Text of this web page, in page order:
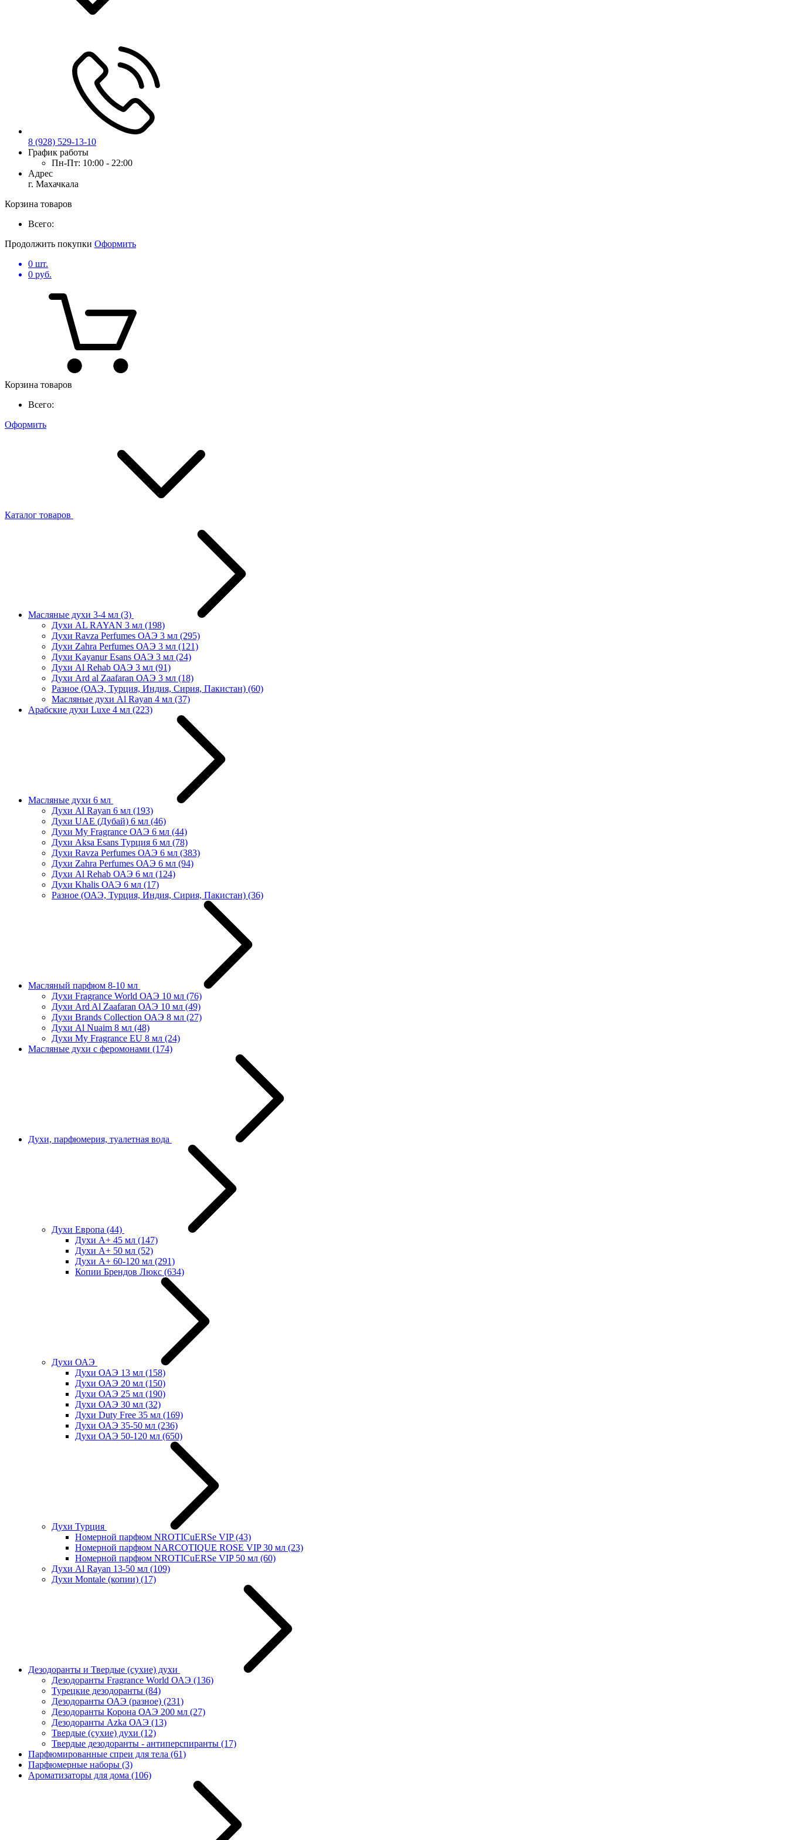
8 (928) 529-13-10
График работы
Пн-Пт: 10:00 - 22:00
Адрес
г. Махачкала
Корзина товаров
Всего:
Продолжить покупки Оформить
0 шт.
0 руб.
Корзина товаров
Всего:
Оформить
Каталог товаров
Масляные духи 3-4 мл (3)
Духи AL RAYAN 3 мл (198)
Духи Ravza Perfumes ОАЭ 3 мл (295)
Духи Zahra Perfumes ОАЭ 3 мл (121)
Духи Kayanur Esans ОАЭ 3 мл (24)
Духи Al Rehab ОАЭ 3 мл (91)
Духи Ard al Zaafaran ОАЭ 3 мл (18)
Разное (ОАЭ, Турция, Индия, Сирия, Пакистан) (60)
Масляные духи Al Rayan 4 мл (37)
Арабские духи Luxe 4 мл (223)
Масляные духи 6 мл
Духи Al Rayan 6 мл (193)
Духи UAE (Дубай) 6 мл (46)
Духи My Fragrance ОАЭ 6 мл (44)
Духи Aksa Esans Турция 6 мл (78)
Духи Ravza Perfumes ОАЭ 6 мл (383)
Духи Zahra Perfumes ОАЭ 6 мл (94)
Духи Al Rehab ОАЭ 6 мл (124)
Духи Khalis ОАЭ 6 мл (17)
Разное (ОАЭ, Турция, Индия, Сирия, Пакистан) (36)
Масляный парфюм 8-10 мл
Духи Fragrance World ОАЭ 10 мл (76)
Духи Ard Al Zaafaran ОАЭ 10 мл (49)
Духи Brands Collection ОАЭ 8 мл (27)
Духи Al Nuaim 8 мл (48)
Духи My Fragrance EU 8 мл (24)
Масляные духи с феромонами (174)
Духи, парфюмерия, туалетная вода
Духи Европа (44)
Духи А+ 45 мл (147)
Духи А+ 50 мл (52)
Духи А+ 60-120 мл (291)
Копии Брендов Люкс (634)
Духи ОАЭ
Духи ОАЭ 13 мл (158)
Духи ОАЭ 20 мл (150)
Духи ОАЭ 25 мл (190)
Духи ОАЭ 30 мл (32)
Духи Duty Free 35 мл (169)
Духи ОАЭ 35-50 мл (236)
Духи ОАЭ 50-120 мл (650)
Духи Турция
Номерной парфюм NROTICuERSe VIP(43)
Номерной парфюм NARCOTIQUE ROSE VIP 30 мл (23)
Номерной парфюм NROTICuERSe VIP 50 мл (60)
Духи Al Rayan 13-50 мл (109)
Духи Montale (копии) (17)
Дезодоранты и Твердые (сухие) духи
Дезодоранты Fragrance World ОАЭ (136)
Турецкие дезодоранты (84)
Дезодоранты ОАЭ (разное) (231)
Дезодоранты Корона ОАЭ 200 мл (27)
Дезодоранты Azka ОАЭ (13)
Твердые (сухие) духи (12)
Твердые дезодоранты - антиперспиранты (17)
Парфюмированные спреи для тела (61)
Парфюмерные наборы (3)
Ароматизаторы для дома (106)